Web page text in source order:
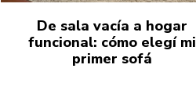
De sala vacía a hogar
funcional: cómo elegí mi
primer sofá